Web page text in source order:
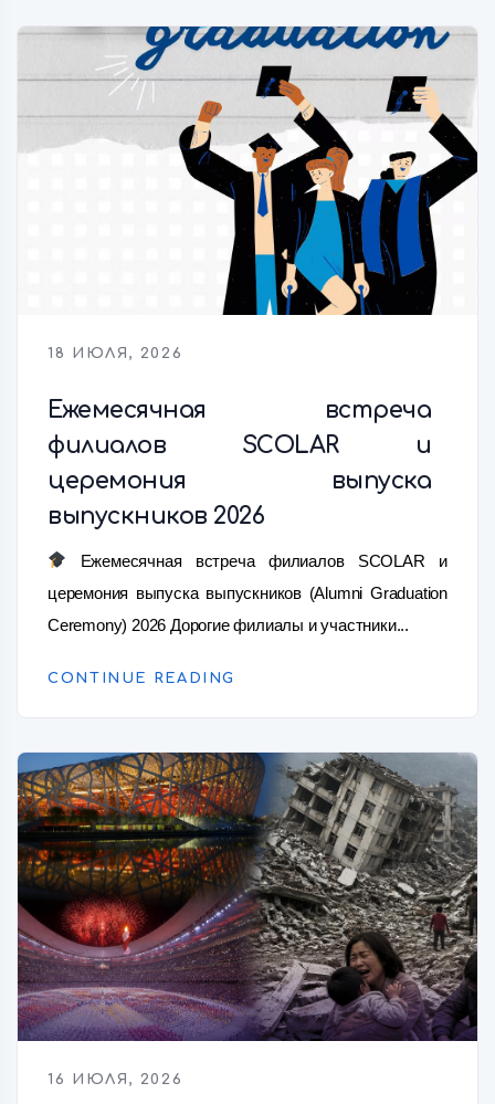
18 ИЮЛЯ, 2026
Ежемесячная встреча
филиалов SCOLAR и
церемония выпуска
выпускников 2026
Ежемесячная встреча филиалов SCOLAR и
церемония выпуска выпускников (Alumni Graduation
Ceremony) 2026 Дорогие филиалы и участники...
CONTINUE READING
16 ИЮЛЯ, 2026